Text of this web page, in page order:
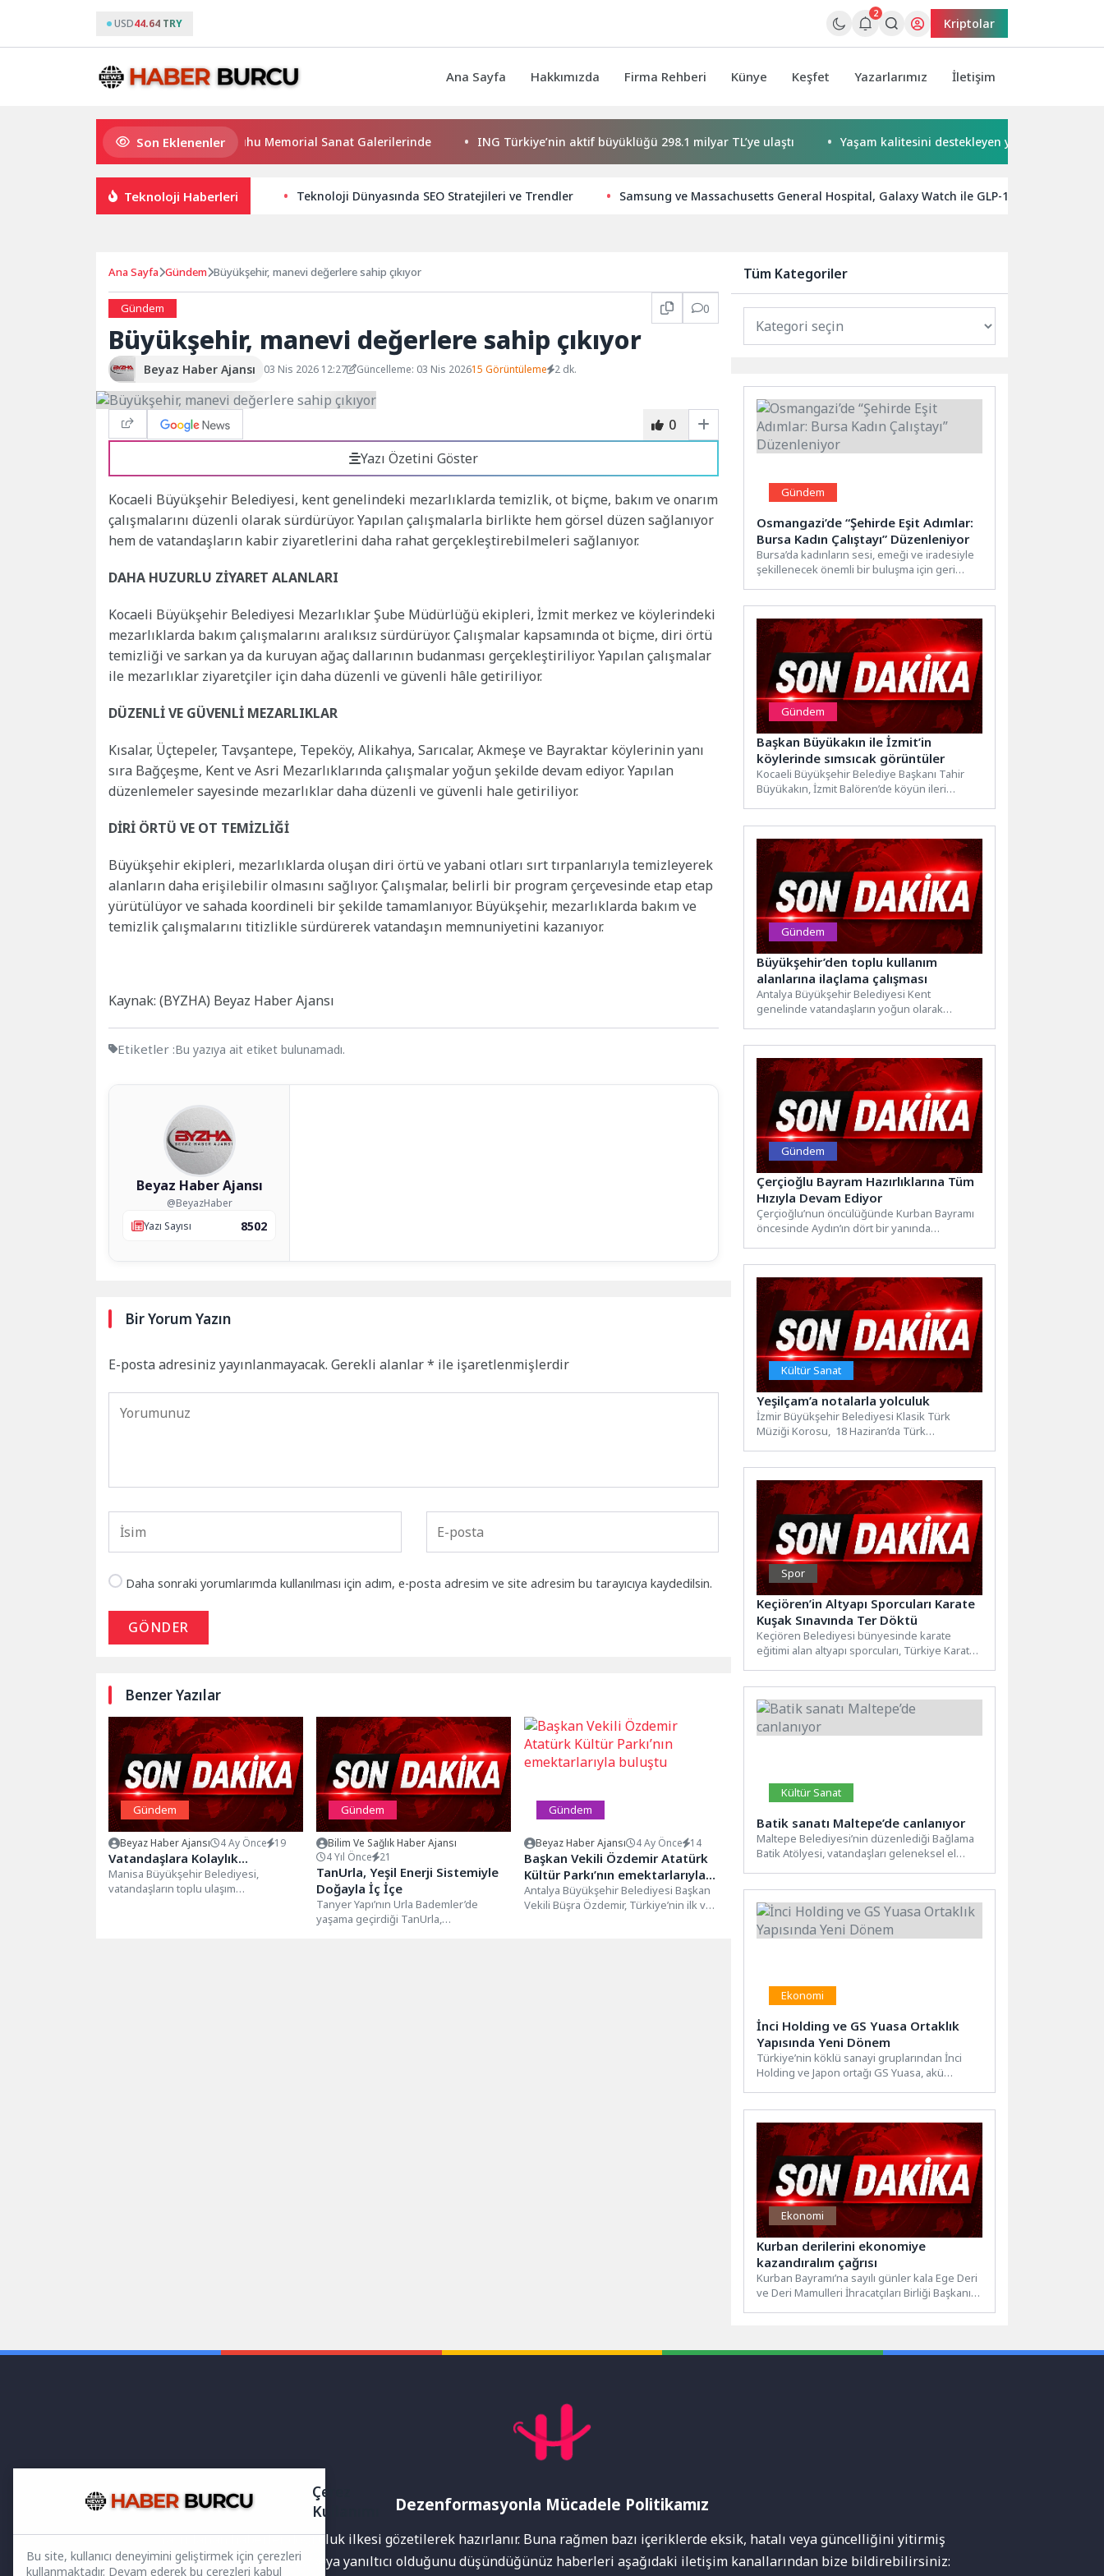
USD44.64 TRY
2
Kriptolar
Ana Sayfa Hakkımızda Firma Rehberi Künye Keşfet Yazarlarımız İletişim
Son Eklenenler
Boğaz’ın Kıtaları Birleştiren Ruhu Memorial Sanat Galerilerinde ING Türkiye’nin aktif büyüklüğü 298.1 milyar TL’ye ulaştı Yaşam kalitesini destekleyen yapay zekâ
Teknoloji Haberleri Teknoloji Dünyasında SEO Stratejileri ve Trendler Samsung ve Massachusetts General Hospital, Galaxy Watch ile GLP-1 tedavisinin
Ana Sayfa Gündem Büyükşehir, manevi değerlere sahip çıkıyor
Gündem 0
Büyükşehir, manevi değerlere sahip çıkıyor
Beyaz Haber Ajansı 03 Nis 2026 12:27 Güncelleme: 03 Nis 202615 Görüntüleme 2 dk.
0
Yazı Özetini Göster
Kocaeli Büyükşehir Belediyesi, kent genelindeki mezarlıklarda temizlik, ot biçme, bakım ve onarım
çalışmalarını düzenli olarak sürdürüyor. Yapılan çalışmalarla birlikte hem görsel düzen sağlanıyor
hem de vatandaşların kabir ziyaretlerini daha rahat gerçekleştirebilmeleri sağlanıyor.
DAHA HUZURLU ZİYARET ALANLARI
Kocaeli Büyükşehir Belediyesi Mezarlıklar Şube Müdürlüğü ekipleri, İzmit merkez ve köylerindeki
mezarlıklarda bakım çalışmalarını aralıksız sürdürüyor. Çalışmalar kapsamında ot biçme, diri örtü
temizliği ve sarkan ya da kuruyan ağaç dallarının budanması gerçekleştiriliyor. Yapılan çalışmalar
ile mezarlıklar ziyaretçiler için daha düzenli ve güvenli hâle getiriliyor.
DÜZENLİ VE GÜVENLİ MEZARLIKLAR
Kısalar, Üçtepeler, Tavşantepe, Tepeköy, Alikahya, Sarıcalar, Akmeşe ve Bayraktar köylerinin yanı
sıra Bağçeşme, Kent ve Asri Mezarlıklarında çalışmalar yoğun şekilde devam ediyor. Yapılan
düzenlemeler sayesinde mezarlıklar daha düzenli ve güvenli hale getiriliyor.
DİRİ ÖRTÜ VE OT TEMİZLİĞİ
Büyükşehir ekipleri, mezarlıklarda oluşan diri örtü ve yabani otları sırt tırpanlarıyla temizleyerek
alanların daha erişilebilir olmasını sağlıyor. Çalışmalar, belirli bir program çerçevesinde etap etap
yürütülüyor ve sahada koordineli bir şekilde tamamlanıyor. Büyükşehir, mezarlıklarda bakım ve
temizlik çalışmalarını titizlikle sürdürerek vatandaşın memnuniyetini kazanıyor.
Kaynak: (BYZHA) Beyaz Haber Ajansı
Etiketler :Bu yazıya ait etiket bulunamadı.
Beyaz Haber Ajansı
@BeyazHaber
Yazı Sayısı
8502
Bir Yorum Yazın
E-posta adresiniz yayınlanmayacak. Gerekli alanlar* ile işaretlenmişlerdir
Daha sonraki yorumlarımda kullanılması için adım, e-posta adresim ve site adresim bu tarayıcıya kaydedilsin.
GÖNDER
Benzer Yazılar
Gündem
Beyaz Haber Ajansı 4 Ay Önce 19
Vatandaşlara Kolaylık…
Manisa Büyükşehir Belediyesi,
vatandaşların toplu ulaşım
Gündem
Bilim Ve Sağlık Haber Ajansı
4 Yıl Önce 21
TanUrla, Yeşil Enerji Sistemiyle
Doğayla İç İçe
Tanyer Yapı’nın Urla Bademler’de
yaşama geçirdiği TanUrla,
Gündem
Beyaz Haber Ajansı 4 Ay Önce 14
Başkan Vekili Özdemir Atatürk
Kültür Parkı’nın emektarlarıyla
buluştu
Antalya Büyükşehir Belediyesi Başkan
Vekili Büşra Özdemir, Türkiye’nin ilk ve
Tüm Kategoriler
Gündem
Osmangazi’de “Şehirde Eşit Adımlar:
Bursa Kadın Çalıştayı” Düzenleniyor
Bursa’da kadınların sesi, emeği ve iradesiyle
şekillenecek önemli bir buluşma için geri
Gündem
Başkan Büyükakın ile İzmit’in
köylerinde sımsıcak görüntüler
Kocaeli Büyükşehir Belediye Başkanı Tahir
Büyükakın, İzmit Balören’de köyün ileri
Gündem
Büyükşehir’den toplu kullanım
alanlarına ilaçlama çalışması
Antalya Büyükşehir Belediyesi Kent
genelinde vatandaşların yoğun olarak
Gündem
Çerçioğlu Bayram Hazırlıklarına Tüm
Hızıyla Devam Ediyor
Çerçioğlu’nun öncülüğünde Kurban Bayramı
öncesinde Aydın’ın dört bir yanında
Kültür Sanat
Yeşilçam’a notalarla yolculuk
İzmir Büyükşehir Belediyesi Klasik Türk
Müziği Korosu, 18 Haziran’da Türk
Spor
Keçiören’in Altyapı Sporcuları Karate
Kuşak Sınavında Ter Döktü
Keçiören Belediyesi bünyesinde karate
eğitimi alan altyapı sporcuları, Türkiye Karate
Kültür Sanat
Batik sanatı Maltepe’de canlanıyor
Maltepe Belediyesi’nin düzenlediği Bağlama
Batik Atölyesi, vatandaşları geleneksel el
Ekonomi
İnci Holding ve GS Yuasa Ortaklık
Yapısında Yeni Dönem
Türkiye’nin köklü sanayi gruplarından İnci
Holding ve Japon ortağı GS Yuasa, akü
Ekonomi
Kurban derilerini ekonomiye
kazandıralım çağrısı
Kurban Bayramı’na sayılı günler kala Ege Deri
ve Deri Mamulleri İhracatçıları Birliği Başkanı
Dezenformasyonla Mücadele Politikamız
Yayınlanan haberler doğruluk ilkesi gözetilerek hazırlanır. Buna rağmen bazı içeriklerde eksik, hatalı veya güncelliğini yitirmiş
bilgiler bulunabilir.Yanlış veya yanıltıcı olduğunu düşündüğünüz haberleri aşağıdaki iletişim kanallarından bize bildirebilirsiniz:
Çerez
Kullanımı
Bu site, kullanıcı deneyimini geliştirmek için çerezleri
kullanmaktadır. Devam ederek bu çerezleri kabul